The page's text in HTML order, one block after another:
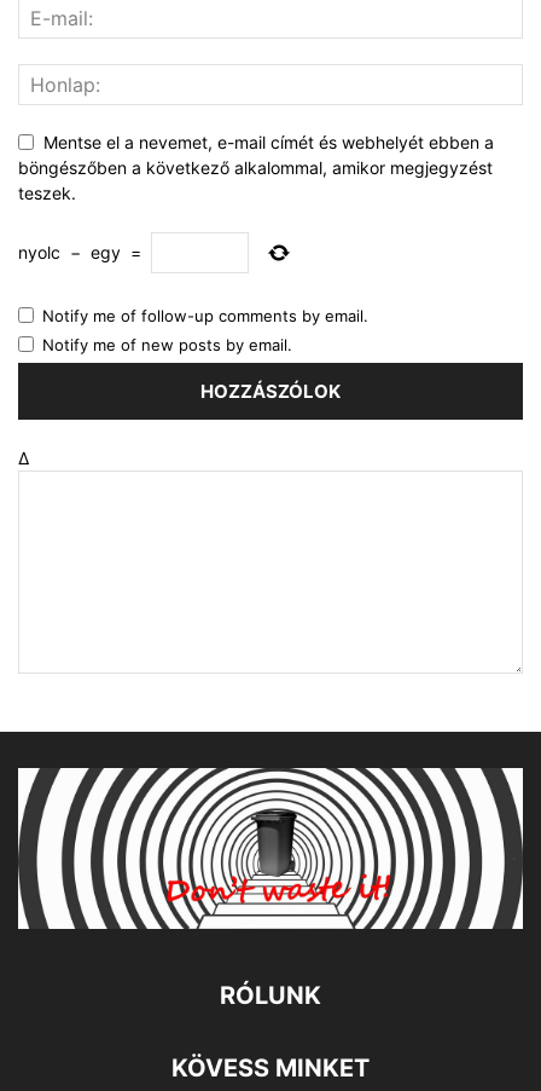
Mentse el a nevemet, e-mail címét és webhelyét ebben a
böngészőben a következő alkalommal, amikor megjegyzést
teszek.
nyolc − egy =
Notify me of follow-up comments by email.
Notify me of new posts by email.
Δ
RÓLUNK
KÖVESS MINKET